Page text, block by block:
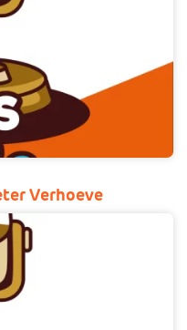
Verhoeve